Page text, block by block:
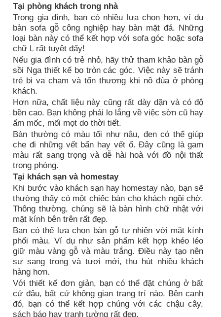
Tại phòng khách trong nhà
Trong gia đình, bạn có nhiều lựa chọn hơn, ví dụ
bàn sofa gỗ công nghiệp hay bàn mặt đá. Những
loại bàn này có thể kết hợp với sofa góc hoặc sofa
chữ L rất tuyệt đấy!
Nếu gia đình có trẻ nhỏ, hãy thử tham khảo bàn gỗ
sồi Nga thiết kế bo tròn các góc. Việc này sẽ tránh
trẻ bị va chạm và tổn thương khi nô đùa ở phòng
khách.
Hơn nữa, chất liệu này cũng rất dày dặn và có độ
bền cao. Bạn không phải lo lắng về việc sờn cũ hay
ẩm mốc, mối mọt do thời tiết.
Bàn thường có màu tối như nâu, đen có thể giúp
che đi những vết bẩn hay vết ố. Đây cũng là gam
màu rất sang trọng và dễ hài hoà với đồ nội thất
trong phòng.
Tại khách sạn và homestay
Khi bước vào khách sạn hay homestay nào, bạn sẽ
thường thấy có một chiếc bàn cho khách ngồi chờ.
Thông thường, chúng sẽ là bàn hình chữ nhật với
mặt kính bên trên rất đẹp.
Bạn có thể lựa chọn bàn gỗ tự nhiên với mặt kính
phối màu. Ví dụ như sản phẩm kết hợp khéo léo
giữ màu vàng gỗ và màu trắng. Điều này tạo nên
sự sang trọng và tươi mới, thu hút nhiều khách
hàng hơn.
Với thiết kế đơn giản, bạn có thể đặt chúng ở bất
cứ đâu, bất cứ không gian trang trí nào. Bên cạnh
đó, bạn có thể kết hợp chúng với các chậu cây,
sách báo hay tranh tường rất đẹp.